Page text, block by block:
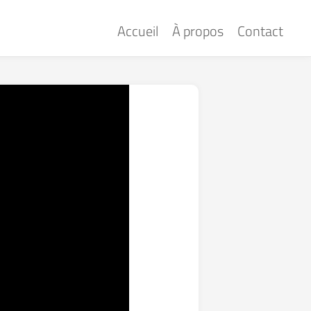
Accueil À propos Contact